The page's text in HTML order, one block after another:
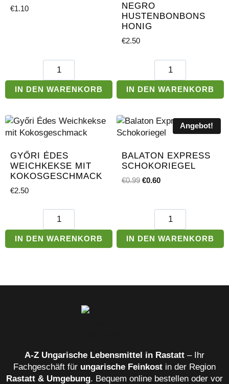
€1.10
Sport
XL
Menge
IN DEN WARENKORB
NEGRO
HUSTENBONBONS
HONIG
€2.50
Negro
Honig
Menge
IN DEN WARENKORB
GYŐRI ÉDES
WEICHKEKSE MIT
KOKOSGESCHMACK
€2.50
Győri
Édes
Weichkekse
mit
IN DEN WARENKORB
Angebot!
BALATON EXPRESS
SCHOKORIEGEL
€0.99 Ursprünglicher
€0.99
€0.60Aktueller
€0.60.
Balaton
Express
Schokoriegel
Menge
IN DEN WARENKORB
A‑Z Ungarische Lebensmittel in Rastatt – Ihr
Fachgeschäft für ungarische Feinkost in der Region
Rastatt & Umgebung. Bequem online bestellen oder vor